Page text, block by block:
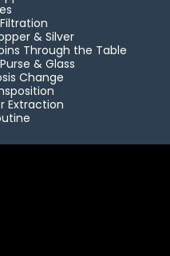
& Silver
Through the Table
& Glass
Change
Extraction